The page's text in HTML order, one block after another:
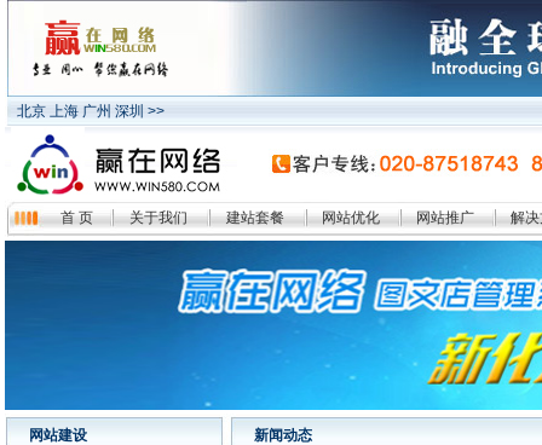
北京 上海 广州 深圳 >>
首 页 关于我们 建站套餐 网站优化 网站推广 解决
网站建设
广州惠多广告有限公司
新闻动态